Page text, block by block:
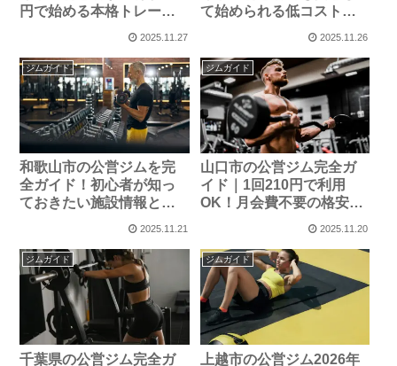
円で始める本格トレーニ
2025.11.27
て始められる低コストト
2025.11.26
ジムガイド
和歌山市の公営ジムを完
全ガイド！初心者が知っ
ておきたい施設情報と活
2025.11.21
ジムガイド
山口市の公営ジム完全ガ
イド｜1回210円で利用
OK！月会費不要の格安ト
2025.11.20
ジムガイド
千葉県の公営ジム完全ガ
ジムガイド
上越市の公営ジム2026年